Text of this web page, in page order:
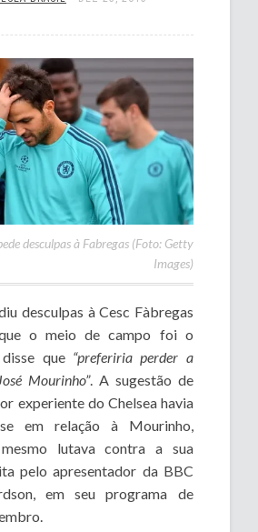
desculpas à Fabregas (Foto: Getty
Images)
desculpas à Cesc Fàbregas
o meio de campo foi o
que “preferiria perder a
Mourinho”. A sugestão de
experiente do Chelsea havia
em relação à Mourinho,
lutava contra a sua
pelo apresentador da BBC
em seu programa de